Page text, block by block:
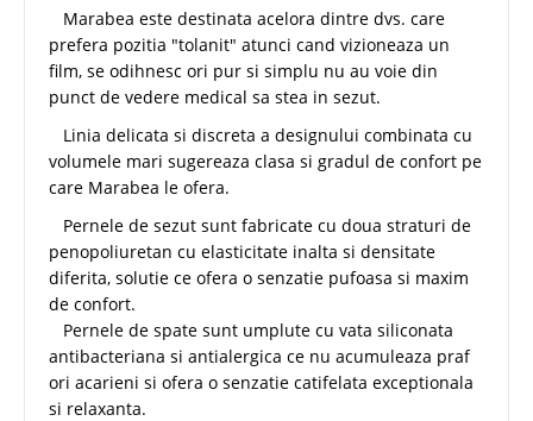
Marabea este destinata acelora dintre dvs. care
prefera pozitia "tolanit" atunci cand vizioneaza un
film, se odihnesc ori pur si simplu nu au voie din
punct de vedere medical sa stea in sezut.
Linia delicata si discreta a designului combinata cu
volumele mari sugereaza clasa si gradul de confort pe
care Marabea le ofera.
Pernele de sezut sunt fabricate cu doua straturi de
penopoliuretan cu elasticitate inalta si densitate
diferita, solutie ce ofera o senzatie pufoasa si maxim
de confort.
Pernele de spate sunt umplute cu vata siliconata
antibacteriana si antialergica ce nu acumuleaza praf
ori acarieni si ofera o senzatie catifelata exceptionala
si relaxanta.